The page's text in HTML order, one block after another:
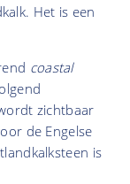
Het is een
coastal
zichtbaar
de Engelse
is